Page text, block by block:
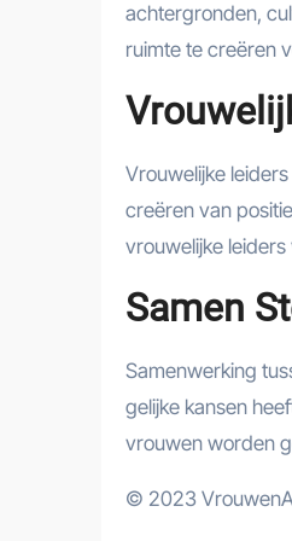
achtergronden,
ruimte te creëren
Vrouwelijke
creëren van
vrouwelijke
Samen
Samenwerking
gelijke kansen
vrouwen worden
© 2023